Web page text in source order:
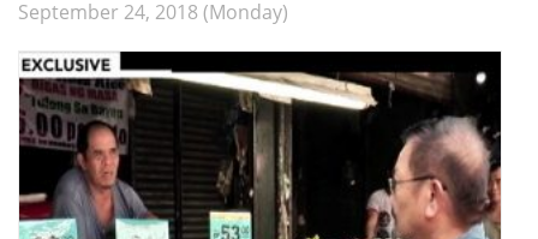
September 24, 2018 (Monday)